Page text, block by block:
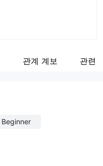
관계 계보 관련
Beginner